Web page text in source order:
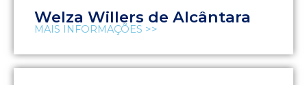
Welza Willers de Alcântara
MAIS INFORMAÇÕES >>